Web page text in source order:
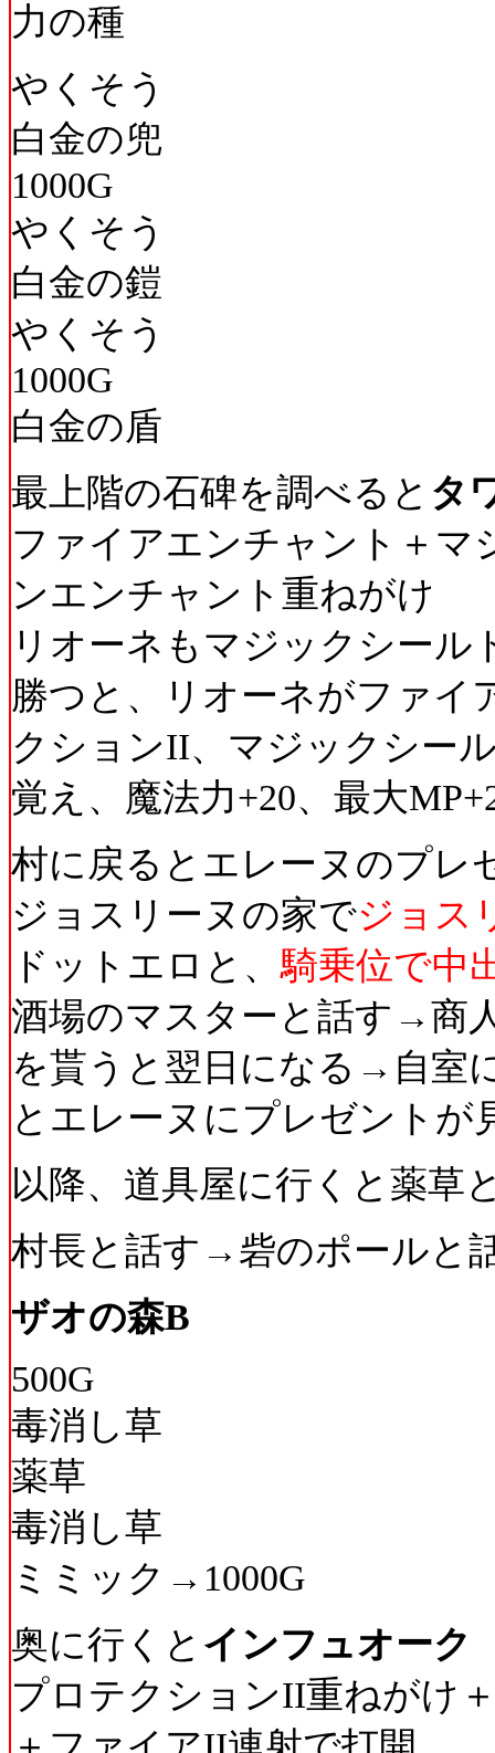
力の種
やくそう
白金の兜
1000G
やくそう
白金の鎧
やくそう
1000G
白金の盾
最上階の石碑を調べると タ
ファイアエンチャント＋マ
ンエンチャント重ねがけ
リオーネもマジックシール
勝つと、リオーネがファ
クションII、マジックシー
覚え、魔法力+20、最大
村に戻るとエレーヌのプレ
ジョスリーヌの家でジョス
ドットエロと、騎乗位で中
酒場のマスターと話す→商
を貰うと翌日になる→自室
とエレーヌにプレゼントが
以降、道具屋に行くと薬草
村長と話す→砦のポールと
ザオの森B
500G
毒消し草
薬草
毒消し草
ミミック→1000G
奥に行くと インフュオーク
プロテクションII重ねがけ